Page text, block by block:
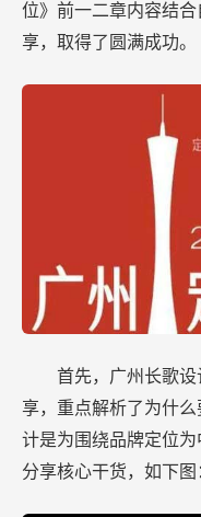
位》前一二章内容结
享，取得了圆满成功。
首先，广州长歌设
享，重点解析了为什
计是为围绕品牌定位为
分享核心干货，如下图